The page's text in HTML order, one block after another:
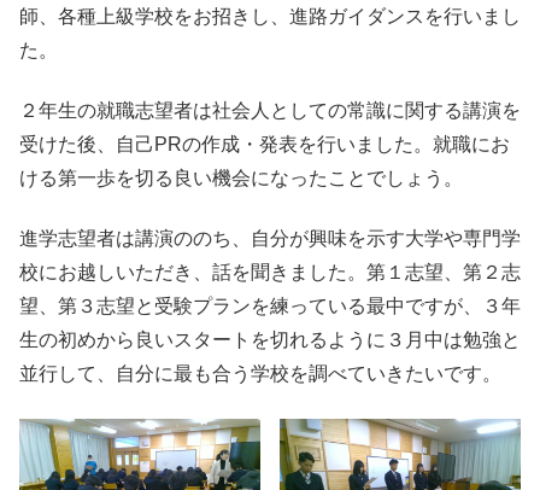
師、各種上級学校をお招きし、進路ガイダンスを行いまし
た。
２年生の就職志望者は社会人としての常識に関する講演を
受けた後、自己PRの作成・発表を行いました。就職にお
ける第一歩を切る良い機会になったことでしょう。
進学志望者は講演ののち、自分が興味を示す大学や専門学
校にお越しいただき、話を聞きました。第１志望、第２志
望、第３志望と受験プランを練っている最中ですが、３年
生の初めから良いスタートを切れるように３月中は勉強と
並行して、自分に最も合う学校を調べていきたいです。